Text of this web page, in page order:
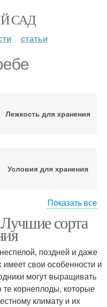
САД
статьи
Лежкость для хранения
Условия для хранения
Хранение в квартире
Хранение в сетках
Показать все
сорта
поздней и даже
свои особенности и
могут выращивать
корнеплоды, которые
климату и их